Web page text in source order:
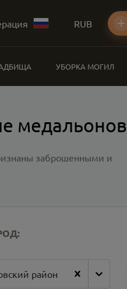
RUB
УБОРКА МОГИЛ
медальонов
заброшенными и
район